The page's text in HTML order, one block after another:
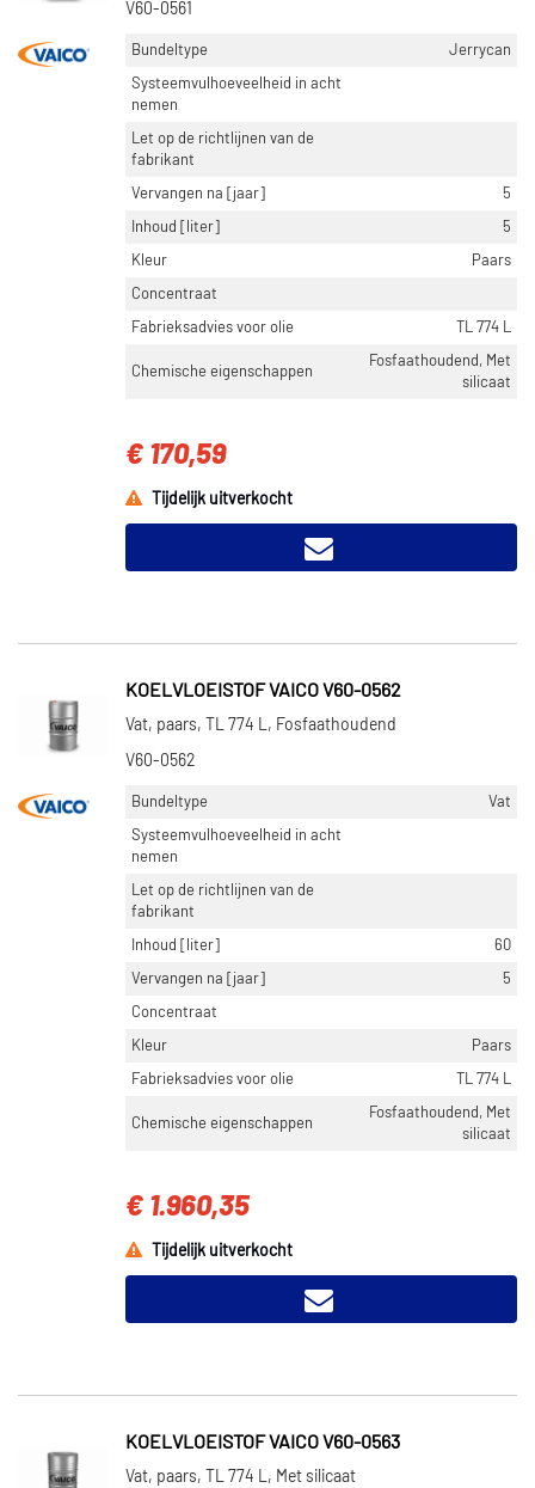
V60-0561
Bundeltype
Jerrycan
Systeemvulhoeveelheid in acht
nemen
Let op de richtlijnen van de
fabrikant
Vervangen na [jaar]
5
Inhoud [liter]
5
Kleur
Paars
Concentraat
Fabrieksadvies voor olie
TL 774 L
Chemische eigenschappen
Fosfaathoudend, Met
silicaat
€ 170,59
Tijdelijk uitverkocht
KOELVLOEISTOF VAICO V60-0562
Vat, paars, TL 774 L, Fosfaathoudend
V60-0562
Bundeltype
Vat
Systeemvulhoeveelheid in acht
nemen
Let op de richtlijnen van de
fabrikant
Inhoud [liter]
60
Vervangen na [jaar]
5
Concentraat
Kleur
Paars
Fabrieksadvies voor olie
TL 774 L
Chemische eigenschappen
Fosfaathoudend, Met
silicaat
€ 1.960,35
Tijdelijk uitverkocht
KOELVLOEISTOF VAICO V60-0563
Vat, paars, TL 774 L, Met silicaat